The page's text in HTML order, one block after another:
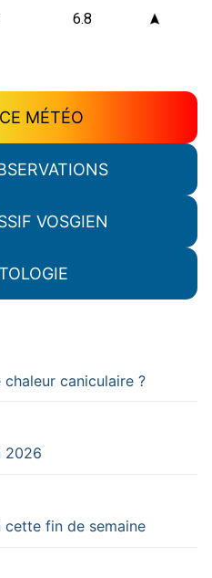
MÉTÉO
VOSGIEN
caniculaire ?
2026
cette fin de semaine